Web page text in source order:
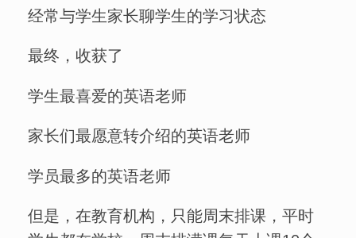
经常与学生家长聊学生的学习状态
最终，收获了
学生最喜爱的英语老师
家长们最愿意转介绍的英语老师
学员最多的英语老师
但是，在教育机构，只能周末排课，平时